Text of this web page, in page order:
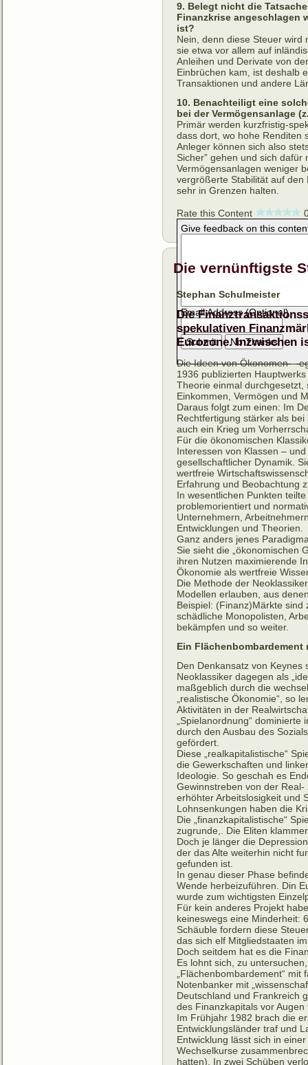
9. Belegt nicht die
Finanzkrise angeschlagen
ist?
Nein, denn diese Steuer wird
sie etwa vor allem auf
Anleihen und Derivate von
Einbrüchen kam, ist deshalb
Transaktionen und andere
10. Benachteiligt eine
bei der Vermögensanlage
Primär werden kurzfristig-
dass dort, wo hohe Renditen
Anleger können sich also
Sicher” gehen und sich
Vermögensanlagen weniger
vergrößerte Stabilität auf den
sehr in Grenzen halten.
Rate this Content
Give feedback on this
Email Address (Optional)
Die vernünftigste
Stephan Schulmeister
Die
spekulativen
Eurozone. Inzwischen
Die Ideen von Ökonomen –
1936 publizierten
Theorie einmal durchgesetzt,
Einkommen, Vermögen und
Daraus folgt zum einen: Im
Rechtfertigung stärker als
auch ein Krieg um
Für die ökonomischen
Interessen von Klassen –
gesellschaftlicher Dynamik.
wertfreie
Erfahrung und Beobachtung
In wesentlichen Punkten
problemorientiert und
Unternehmern,
Entwicklungen und Theorien.
Ganz anders jenes
Sie sieht die „ökonomischen
ihren Nutzen maximierende
Ökonomie als wertfreie
Die Methode der
Modellen erlauben, aus
Beispiel: (Finanz)Märkte
schädliche Monopolisten,
bekämpfen und so weiter.
Ein
Den Denkansatz von Keynes
Neoklassiker dagegen als
maßgeblich durch die
„realistische Ökonomie“, so
Aktivitäten in der
„Spielanordnung“
durch den Ausbau des
gefördert.
Diese „realkapitalistische“
die Gewerkschaften und
Ideologie. So geschah es
Gewinnstreben von der
erhöhter Arbeitslosigkeit und
Lohnsenkungen haben die
Die „finanzkapitalistische“
zugrunde,. Die Eliten
Doch je länger die
der das Alte weiterhin nicht
gefunden ist.
In genau dieser Phase
Wende herbeizuführen. Din
wurde zum wichtigsten
Für kein anderes Projekt
keineswegs eine Minderheit:
Schäuble fordern diese
das sich elf Mitgliedstaaten
Doch seitdem hat es die
Es lohnt sich, zu
„Flächenbombardement“
Notenbanker mit
Deutschland und Frankreich
des Finanzkapitals vor
Im Frühjahr 1982 brach die
Entwicklungsländer traf und
Entwicklung lässt sich in
Wechselkurse
hatten). In zwei Schüben